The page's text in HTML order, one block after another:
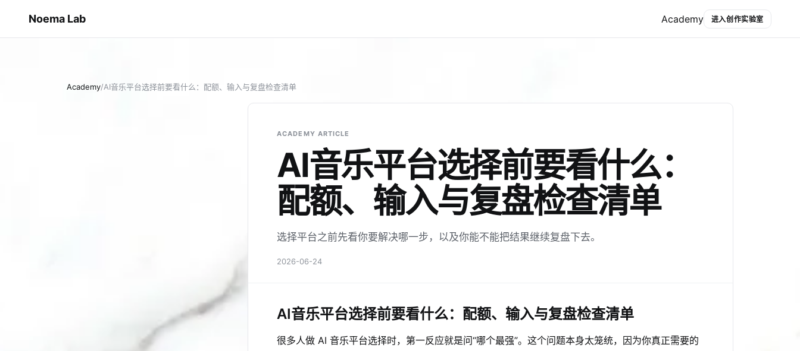
Noema Lab Academy 进入创作实验室
Academy/AI音乐平台选择前要看什么：配额、输入与复盘检查清单
ACADEMY ARTICLE
AI音乐平台选择前要看什么：
配额、输入与复盘检查清单
选择平台之前先看你要解决哪一步，以及你能不能把结果继续复盘下去。
2026-06-24
AI音乐平台选择前要看什么：配额、输入与复盘检查清单
很多人做 AI 音乐平台选择时，第一反应就是问“哪个最强”。这个问题本身太笼统，因为你真正需要的